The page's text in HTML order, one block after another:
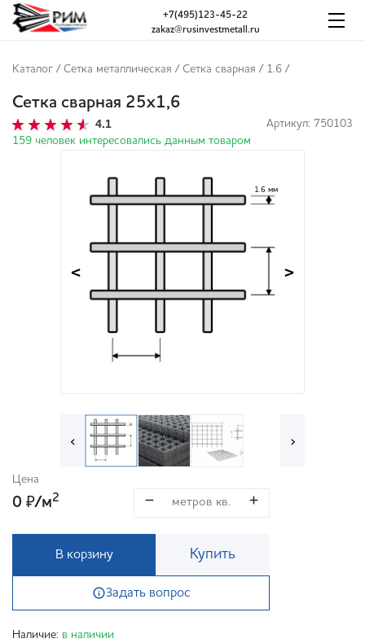
zakaz@rusinvestmetall.ru
+7(495)123-45-22
Каталог / Сетка металлическая / Сетка сварная / 1.6 /
Сетка сварная 25х1,6
4.1
Артикул: 750103
159 человек интересовались данным товаром
1.6 мм
< >
‹ ›
Цена
0 ₽/м2
В корзину Купить
Задать вопрос
Наличие: в наличии